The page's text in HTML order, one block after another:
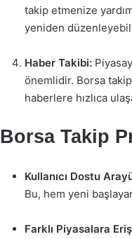
takip etmenize
yeniden
Haber Takibi:
önemlidir. Borsa
haberlere hızlıca
Borsa Takip
Kullanıcı Dostu
Bu, hem yeni
Farklı Piyasalara